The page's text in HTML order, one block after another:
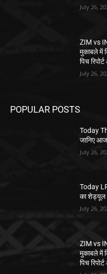
July 26,
ZIM vs
मुकाबले में
पिच
July 26,
POPULAR POSTS
Today
जानिए
July 26,
Today
का शेड्यूल
July 26,
ZIM vs
मुकाबले में
पिच